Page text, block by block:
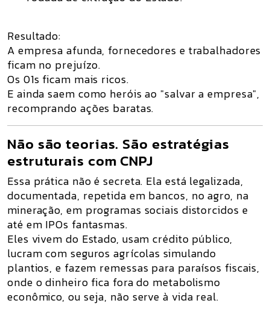
Resultado:
A empresa afunda, fornecedores e trabalhadores
ficam no prejuízo.
Os 01s ficam mais ricos.
E ainda saem como heróis ao "salvar a empresa",
recomprando ações baratas.
Não são teorias. São estratégias
estruturais com CNPJ
Essa prática não é secreta. Ela está legalizada,
documentada, repetida em bancos, no agro, na
mineração, em programas sociais distorcidos e
até em IPOs fantasmas.
Eles vivem do Estado, usam crédito público,
lucram com seguros agrícolas simulando
plantios, e fazem remessas para paraísos fiscais,
onde o dinheiro fica fora do metabolismo
econômico, ou seja, não serve à vida real.